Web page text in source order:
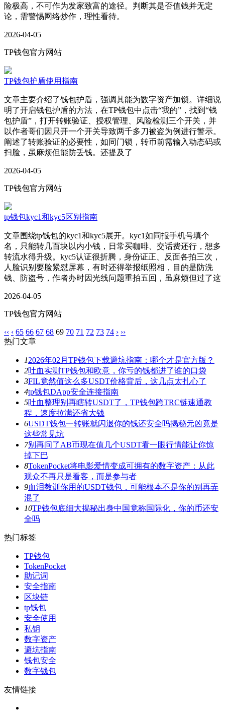
险极高，不可作为发家致富的途径。判断其是否值钱并无定
论，需警惕网络炒作，理性看待。
2026-04-05
TP钱包官方网站
TP钱包护盾使用指南
文章主要介绍了钱包护盾，强调其能为数字资产加锁。详细说
明了开启钱包护盾的方法，在TP钱包中点击“我的”，找到“钱
包护盾”，打开转账验证、授权管理、风险检测三个开关，并
以作者哥们因只开一个开关导致两千多刀被盗为例进行警示。
阐述了转账验证的必要性，如同门锁，转币前需输入动态码或
扫脸，虽麻烦但能防丢钱。还提及了
2026-04-05
TP钱包官方网站
tp钱包kyc1和kyc5区别指南
文章围绕tp钱包的kyc1和kyc5展开。kyc1如同报手机号填个
名，只能转几百块以内小钱，日常买咖啡、交话费还行，想多
转流水得升级。kyc5认证很折腾，身份证正、反面各拍三次，
人脸识别要脸紧怼屏幕，有时还得举报纸照相，目的是防洗
钱、防盗号，作者办时因光线问题重拍五回，虽麻烦但过了这
2026-04-05
TP钱包官方网站
‹‹ ‹ 65 66 67 68 69 70 71 72 73 74 › ››
热门文章
12026年02月TP钱包下载避坑指南：哪个才是官方版？
2吐血实测TP钱包和欧意，你亏的钱都进了谁的口袋
3FIL竟然值这么多USDT价格背后，这几点太扎心了
4tp钱包DApp安全连接指南
5吐血整理别再瞎转USDT了，TP钱包跨TRC链速通教
程，速度拉满还省大钱
6USDT钱包一转账就闪退你的钱还安全吗揭秘元凶竟是
这些常见坑
7别再问了AB币现在值几个USDT看一眼行情能让你惊
掉下巴
8TokenPocket将电影爱情变成可拥有的数字资产：从此
观众不再只是看客，而是参与者
9血泪教训你用的USDT钱包，可能根本不是你的别再弄
混了
10TP钱包底细大揭秘出身中国竟称国际化，你的币还安
全吗
热门标签
TP钱包
TokenPocket
助记词
安全指南
区块链
tp钱包
安全使用
私钥
数字资产
避坑指南
钱包安全
数字钱包
友情链接